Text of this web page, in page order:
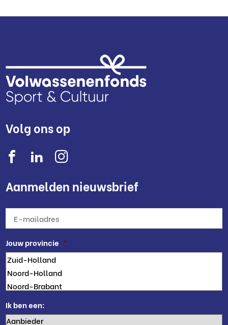
Volg ons op
Aanmelden nieuwsbrief
mailadres *
Jouw provincie *
Ik ben een: